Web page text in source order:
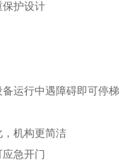
保护设计
运行中遇障碍即可停梯
机构更简洁
急开门